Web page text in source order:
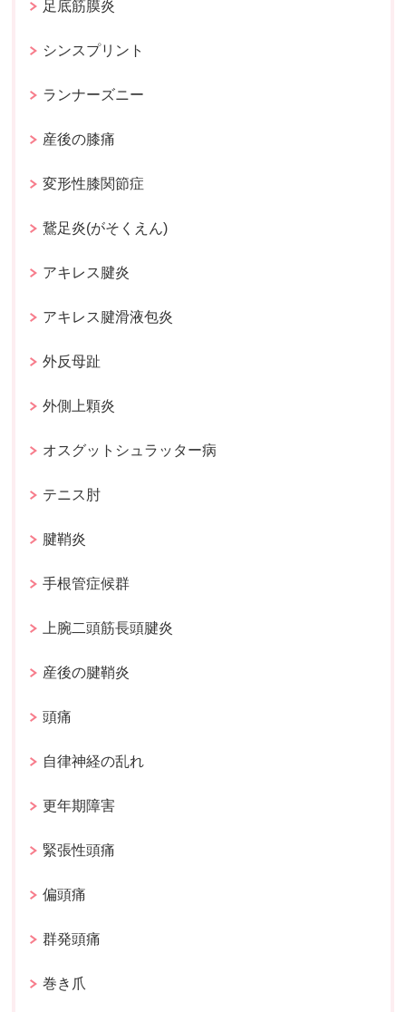
足底筋膜炎
シンスプリント
ランナーズニー
産後の膝痛
変形性膝関節症
鵞足炎(がそくえん)
アキレス腱炎
アキレス腱滑液包炎
外反母趾
外側上顆炎
オスグットシュラッター病
テニス肘
腱鞘炎
手根管症候群
上腕二頭筋長頭腱炎
産後の腱鞘炎
頭痛
自律神経の乱れ
更年期障害
緊張性頭痛
偏頭痛
群発頭痛
巻き爪